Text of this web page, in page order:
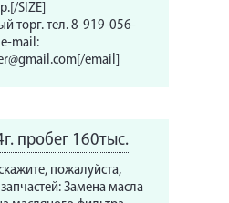
SIZE]
торг. тел. 8-919-056-
mail:
email]
пробег 160тыс.
пожалуйста,
Замена масла